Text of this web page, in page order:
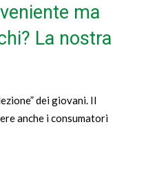
ma
La nostra
dei giovani. Il
anche i consumatori